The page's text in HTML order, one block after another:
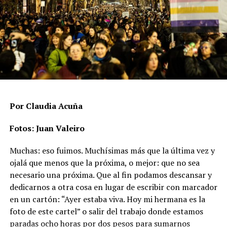
Más de un tercio de los casos corresponde a ataques
contra el derecho a la vida, que incluyen asesinatos,
suicidios o muertes vinculadas a condiciones
estructurales, mientras que casi dos tercios son
agresiones físicas que no terminaron en muerte. Rachid
aclara que hay un subregistro, “porque hay casos donde
relacionada a la posibilidad de un crimen de odio”.
En ese punto aparece uno de los datos más significativos
año y pasaron de 73 a 147 casos, un incremento del
101,4%.
Las muertes vinculadas a crímenes de odio se mantienen
altas y con un patrón sostenido. En 2024 se registraron
67 casos (17 asesinatos, 44 muertes por violencia
estructural y 6 suicidios), mientras que en 2025 la cifra
Por Claudia Acuña
Fotos: Juan Valeiro
Muchas: eso fuimos. Muchísimas más que la última vez y
ojalá que menos que la próxima, o mejor: que no sea
necesario una próxima. Que al fin podamos descansar y
dedicarnos a otra cosa en lugar de escribir con marcador
en un cartón: “Ayer estaba viva. Hoy mi hermana es la
foto de este cartel” o salir del trabajo donde estamos
paradas ocho horas por dos pesos para sumarnos